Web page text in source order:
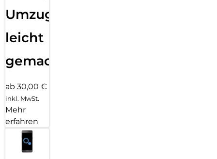
Umzug
leicht
gemacht!
ab 30,00 €
inkl. MwSt.
Mehr
erfahren